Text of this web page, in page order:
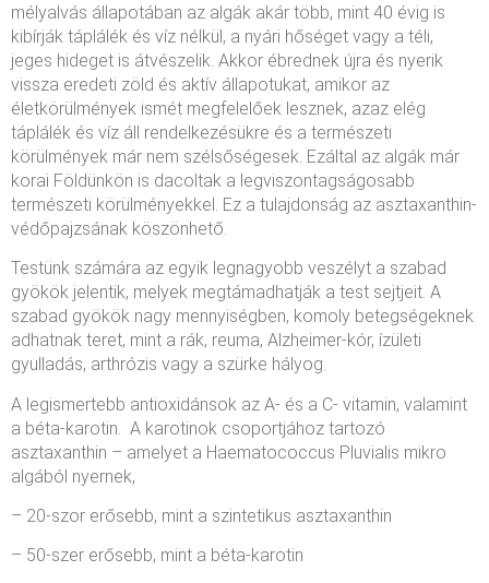
mélyalvás állapotában az algák akár több, mint 40 évig is
kibírják táplálék és víz nélkül, a nyári hőséget vagy a téli,
jeges hideget is átvészelik. Akkor ébrednek újra és nyerik
vissza eredeti zöld és aktív állapotukat, amikor az
életkörülmények ismét megfelelőek lesznek, azaz elég
táplálék és víz áll rendelkezésükre és a természeti
körülmények már nem szélsőségesek. Ezáltal az algák már
korai Földünkön is dacoltak a legviszontagságosabb
természeti körülményekkel. Ez a tulajdonság az asztaxanthin-
védőpajzsának köszönhető.
Testünk számára az egyik legnagyobb veszélyt a szabad
gyökök jelentik, melyek megtámadhatják a test sejtjeit. A
szabad gyökök nagy mennyiségben, komoly betegségeknek
adhatnak teret, mint a rák, reuma, Alzheimer-kór, ízületi
gyulladás, arthrózis vagy a szürke hályog.
A legismertebb antioxidánsok az A- és a C- vitamin, valamint
a béta-karotin. A karotinok csoportjához tartozó
asztaxanthin – amelyet a Haematococcus Pluvialis mikro
algából nyernek,
– 20-szor erősebb, mint a szintetikus asztaxanthin
– 50-szer erősebb, mint a béta-karotin